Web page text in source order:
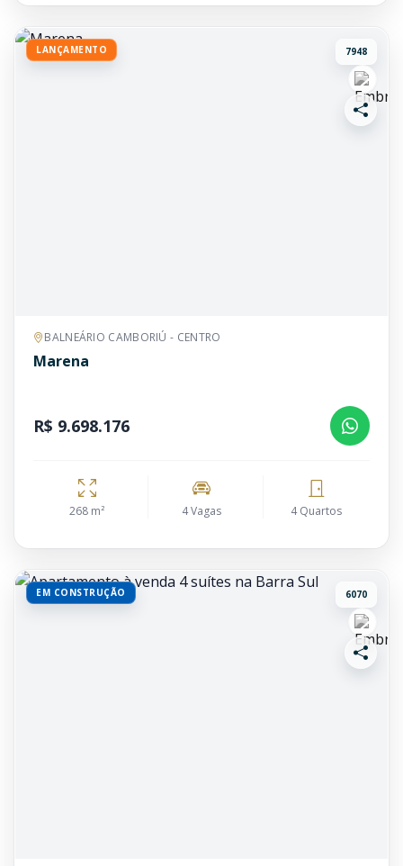
LANÇAMENTO 7948
BALNEÁRIO CAMBORIÚ - CENTRO
Marena
R$ 9.698.176
268 m² 4 Vagas 4 Quartos
EM CONSTRUÇÃO 6070